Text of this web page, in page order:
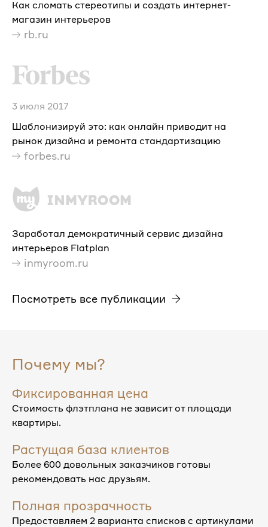
Как сломать стереотипы и создать интернет-
магазин интерьеров
rb.ru
3 июля 2017
Шаблонизируй это: как онлайн приводит на
рынок дизайна и ремонта стандартизацию
forbes.ru
Заработал демократичный сервис дизайна
интерьеров Flatplan
inmyroom.ru
Посмотреть все публикации
Почему мы?
Фиксированная цена
Стоимость флэтплана не зависит от площади
квартиры.
Растущая база клиентов
Более 600 довольных заказчиков готовы
рекомендовать нас друзьям.
Полная прозрачность
Предоставляем 2 варианта списков с артикулами